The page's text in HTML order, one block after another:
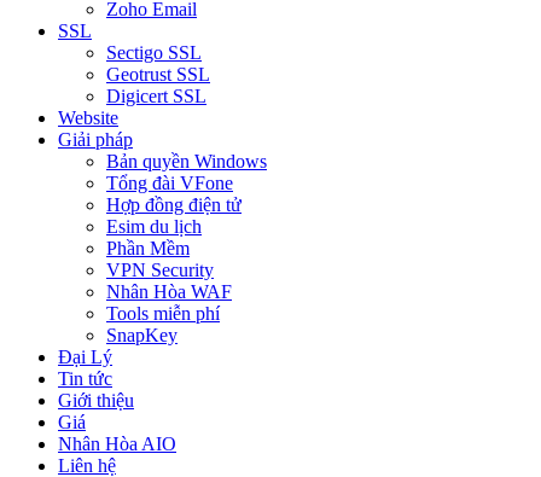
Zoho Email
SSL
Sectigo SSL
Geotrust SSL
Digicert SSL
Website
Giải pháp
Bản quyền Windows
Tổng đài VFone
Hợp đồng điện tử
Esim du lịch
Phần Mềm
VPN Security
Nhân Hòa WAF
Tools miễn phí
SnapKey
Đại Lý
Tin tức
Giới thiệu
Giá
Nhân Hòa AIO
Liên hệ